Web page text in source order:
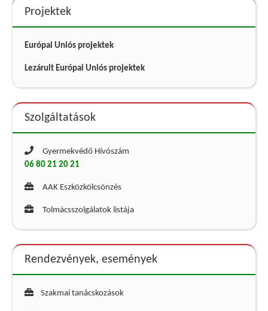
Projektek
Európai Uniós projektek
Lezárult Európai Uniós projektek
Szolgáltatások
Gyermekvédő Hívószám
06 80 21 20 21
AAK Eszközkölcsönzés
Tolmácsszolgálatok listája
Rendezvények, események
Szakmai tanácskozások